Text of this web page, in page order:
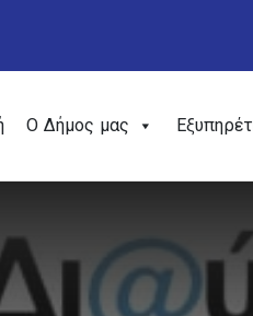
Ο Δήμος μας